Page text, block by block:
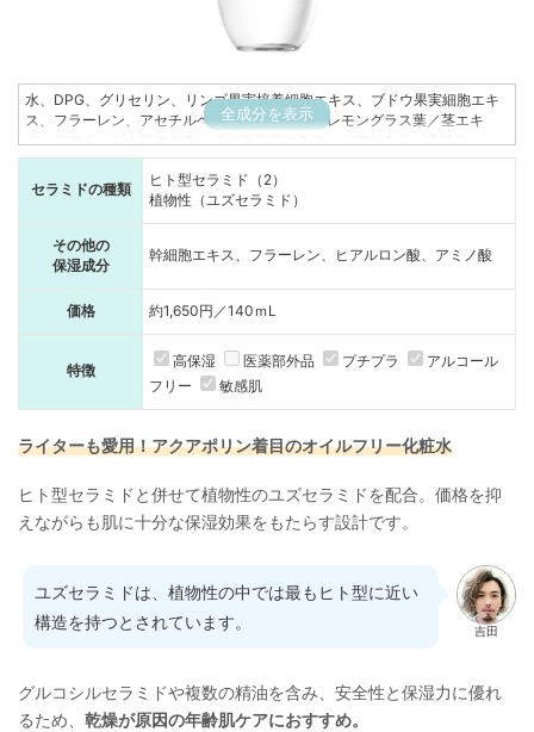
全成分を表示
水、DPG、グリセリン、リンゴ果実培養細胞エキス、ブドウ果実細胞エキ
ス、フラーレン、アセチルヘキサペプチド-8、レモングラス葉／茎エキ
ス、アマチャヅル葉エキス、ザクロ果実エキス、シロキクラゲ多糖体、ヒ
アルロン酸Na、アラニン、アルギニン、セリン、PCA-Na、ユズ果実エキ
ス、セラミドNG、マンダリンオレンジ果皮エキス、ベタイン、イソマル
ト、水添レシチン、フィトステロールズ、PVP、キサンタンガム、レシチ
エタノール
セラミドの種類
ヒト型セラミド（2）
植物性（ユズセラミド）
その他の
保湿成分
幹細胞エキス、フラーレン、ヒアルロン酸、アミノ酸
価格 約1,650円／140ｍL
特徴
高保湿 医薬部外品 プチプラ
アルコール
フリー
敏感肌
ライターも愛用！アクアポリン着目のオイルフリー化粧水
ヒト型セラミドと併せて植物性のユズセラミドを配合。価格を抑
えながらも肌に十分な保湿効果をもたらす設計です。
吉田
ユズセラミドは、植物性の中では最もヒト型に近い
構造を持つとされています。
グルコシルセラミドや複数の精油を含み、安全性と保湿力に優れ
るため、 乾燥が原因の年齢肌ケアにおすすめ。